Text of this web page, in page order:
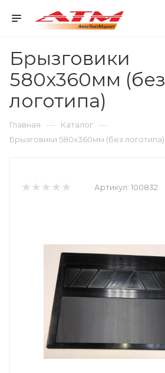
Брызговики
580x360мм (без
логотипа)
Главная — Каталог —
Брызговики 580x360мм (без логотипа)
Артикул: 100832